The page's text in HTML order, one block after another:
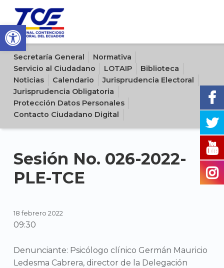
Open toolbar
Sitio oficial del Tribunal Contencioso Electoral del Ecuador
Secretaría General
Normativa
Servicio al Ciudadano
LOTAIP
Biblioteca
Noticias
Calendario
Jurisprudencia Electoral
Jurisprudencia Obligatoria
Protección Datos Personales
Contacto Ciudadano Digital
Sesión No. 026-2022-
PLE-TCE
18 febrero 2022
09:30
Denunciante: Psicólogo clínico Germán Mauricio
Ledesma Cabrera, director de la Delegación